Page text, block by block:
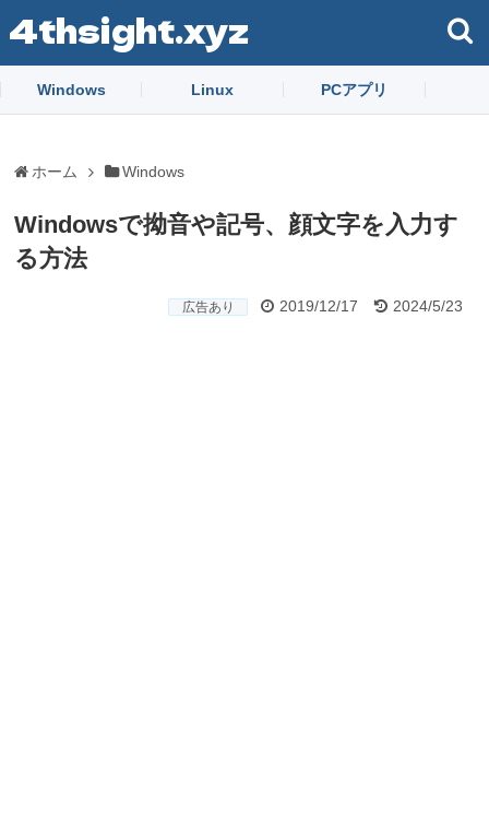
4thsight.xyz
Windows Linux PCアプリ
ホーム Windows
Windowsで拗音や記号、顔文字を入力す
る方法
広告あり 2019/12/17 2024/5/23